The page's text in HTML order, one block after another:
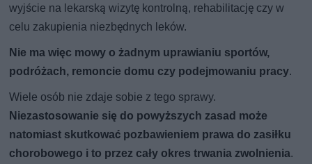
wyjście na lekarską wizytę kontrolną, rehabilitację czy w
celu zakupienia niezbędnych leków.
Nie ma więc mowy o żadnym uprawianiu sportów,
podróżach, remoncie domu czy podejmowaniu pracy.
Wiele osób nie zdaje sobie z tego sprawy.
Niezastosowanie się do powyższych zasad może
natomiast skutkować pozbawieniem prawa do zasiłku
chorobowego i to przez cały okres trwania zwolnienia.